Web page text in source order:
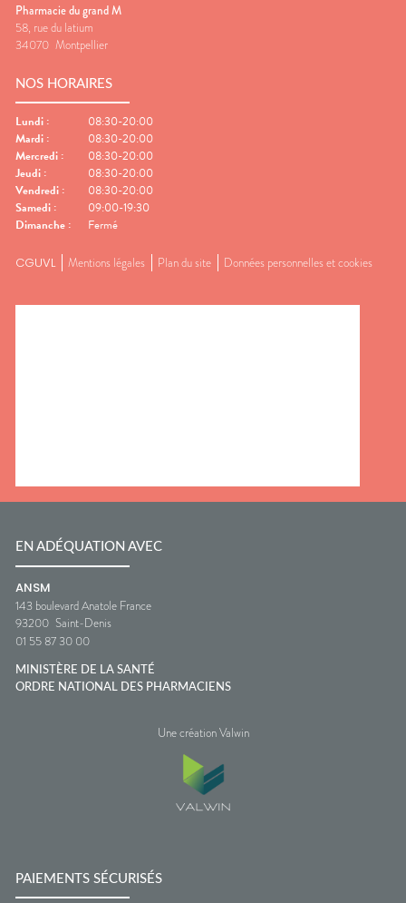
Pharmacie du grand M
58, rue du latium
34070 Montpellier
NOS HORAIRES
Lundi :
08:30-20:00
Mardi :
08:30-20:00
Mercredi :
08:30-20:00
Jeudi :
08:30-20:00
Vendredi :
08:30-20:00
Samedi :
09:00-19:30
Dimanche : Fermé
CGUVL Mentions légales Plan du site Données personnelles et cookies
EN ADÉQUATION AVEC
ANSM
143 boulevard Anatole France
93200 Saint-Denis
01 55 87 30 00
MINISTÈRE DE LA SANTÉ
ORDRE NATIONAL DES PHARMACIENS
Une création Valwin
PAIEMENTS SÉCURISÉS